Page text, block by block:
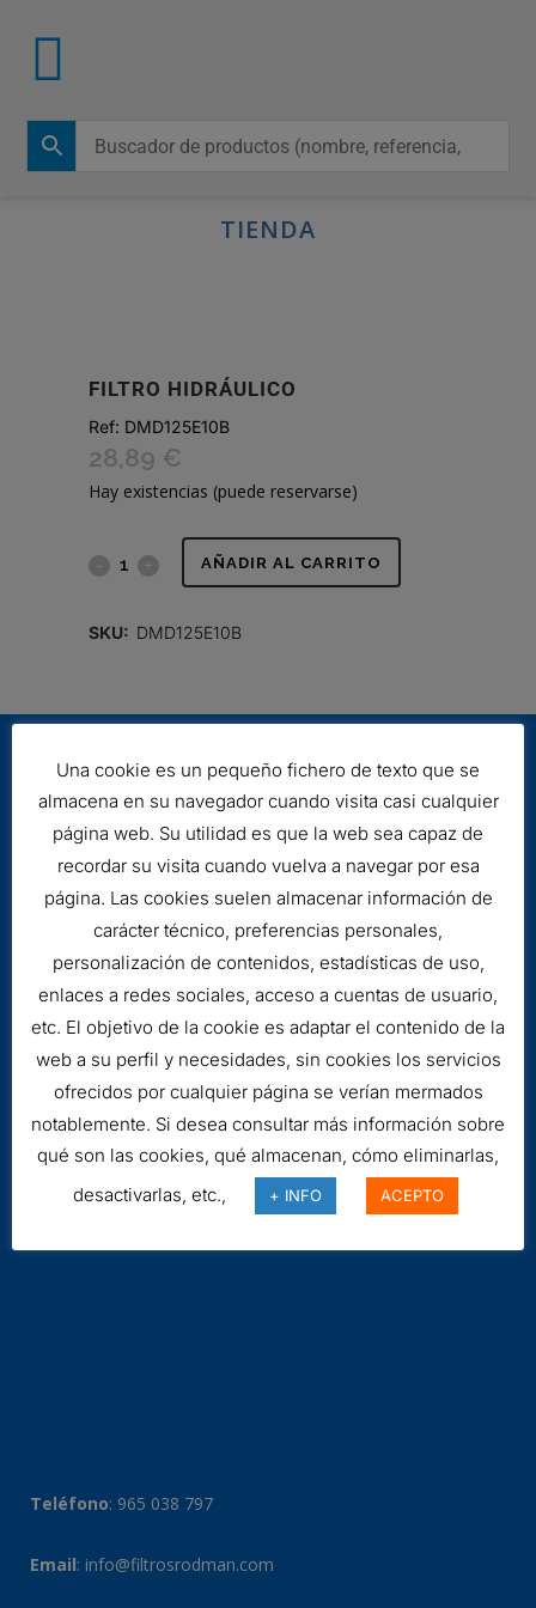
TIENDA
FILTRO HIDRÁULICO
Ref: DMD125E10B
28,89 €
Hay existencias (puede reservarse)
FILTRO AÑADIR AL CARRITO
SKU: DMD125E10B
Aviso legal
Teléfono: 965 038 797
Email: info@filtrosrodman.com
Una cookie es un pequeño fichero de texto que se
almacena en su navegador cuando visita casi cualquier
página web. Su utilidad es que la web sea capaz de
recordar su visita cuando vuelva a navegar por esa
página. Las cookies suelen almacenar información de
carácter técnico, preferencias personales,
personalización de contenidos, estadísticas de uso,
enlaces a redes sociales, acceso a cuentas de usuario,
etc. El objetivo de la cookie es adaptar el contenido de la
web a su perfil y necesidades, sin cookies los servicios
ofrecidos por cualquier página se verían mermados
notablemente. Si desea consultar más información sobre
qué son las cookies, qué almacenan, cómo eliminarlas,
desactivarlas, etc.,
+ INFO ACEPTO